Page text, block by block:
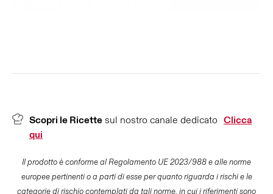
Scopri le Ricette sul nostro canale dedicato Clicca
qui
Il prodotto è conforme al Regolamento UE 2023/988 e alle norme
europee pertinenti o a parti di esse per quanto riguarda i rischi e le
categorie di rischio contemplati da tali norme, in cui i riferimenti sono